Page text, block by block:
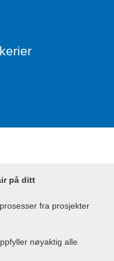
på ditt
fra prosjekter
nøyaktig alle